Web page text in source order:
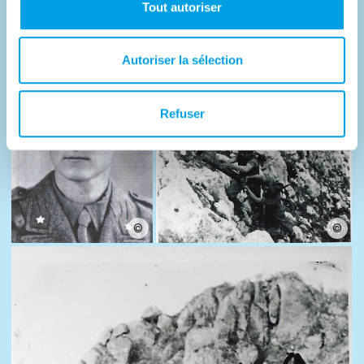
Tout autoriser
Autoriser la sélection
Refuser
© ©